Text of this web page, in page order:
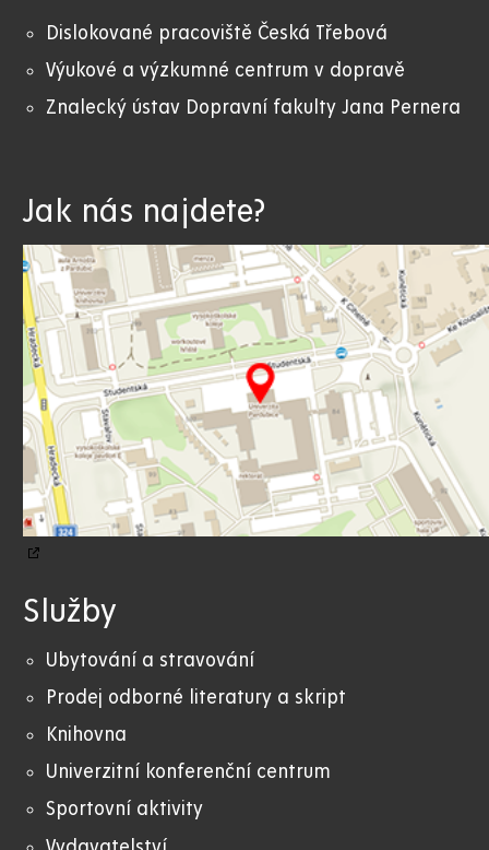
Dislokované pracoviště Česká Třebová
Výukové a výzkumné centrum v dopravě
Znalecký ústav Dopravní fakulty Jana Pernera
Jak nás najdete?
Služby
Ubytování a stravování
Prodej odborné literatury a skript
Knihovna
Univerzitní konferenční centrum
Sportovní aktivity